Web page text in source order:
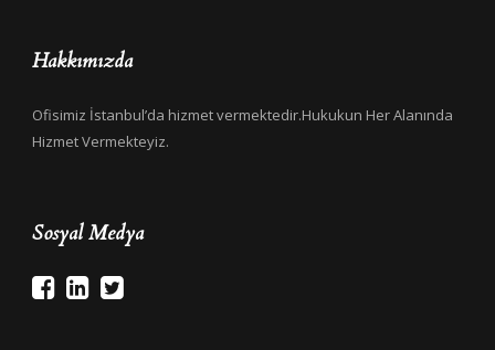
Hakkımızda
Ofisimiz İstanbul’da hizmet vermektedir.Hukukun Her Alanında
Hizmet Vermekteyiz.
Sosyal Medya